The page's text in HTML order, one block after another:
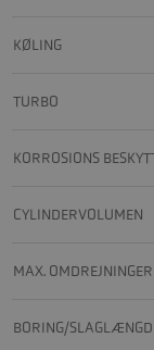
KØLING
TURBO
KORROSIONS
CYLINDERVOLUMEN
MAX. OMDREJNINGER
BORING/